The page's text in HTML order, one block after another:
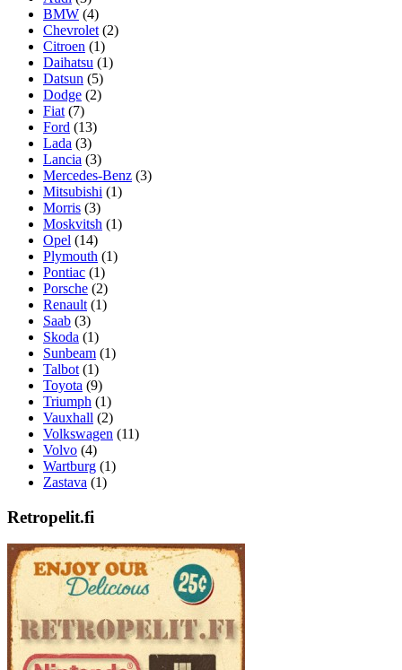
BMW (4)
Chevrolet (2)
Citroen (1)
Daihatsu (1)
Datsun (5)
Dodge (2)
Fiat (7)
Ford (13)
Lada (3)
Lancia (3)
Mercedes-Benz (3)
Mitsubishi (1)
Morris (3)
Moskvitsh (1)
Opel (14)
Plymouth (1)
Pontiac (1)
Porsche (2)
Renault (1)
Saab (3)
Skoda (1)
Sunbeam (1)
Talbot (1)
Toyota (9)
Triumph (1)
Vauxhall (2)
Volkswagen (11)
Volvo (4)
Wartburg (1)
Zastava (1)
Retropelit.fi